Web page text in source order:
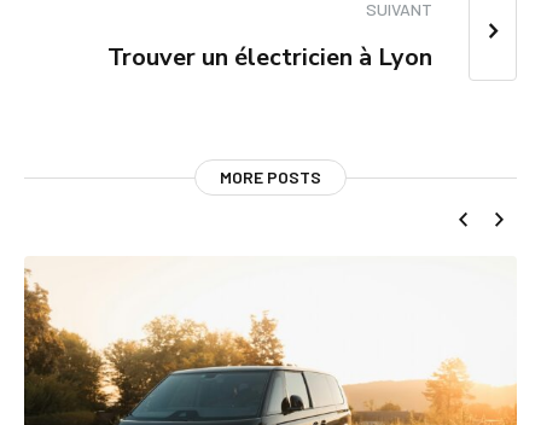
SUIVANT
Trouver un électricien à Lyon
MORE POSTS